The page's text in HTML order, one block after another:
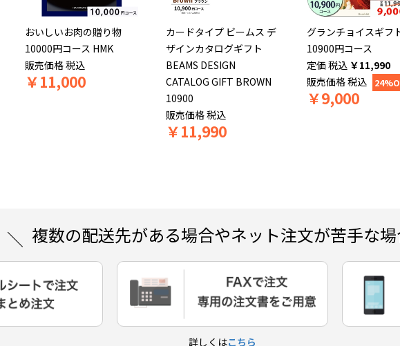
おいしいお肉の贈り物
10000円コース HMK
販売価格税込
￥11,000
カードタイプ ビームス デ
ザインカタログギフト
BEAMS DESIGN
CATALOG GIFT BROWN
10900
販売価格税込
￥11,990
グランチョイスギフ
10900円コース
税込 ￥11,990
販売価格税込
￥9,000
複数の配送先がある場合やネット注文が苦手な
詳しくはこちら